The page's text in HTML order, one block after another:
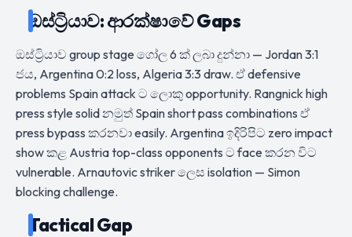
ඔස්ට්‍රියාව: ආරක්ෂාවේ Gaps
ඔස්ට්‍රියාව group stage ගෝල 6 ක් ලබා දුන්නා — Jordan 3:1
ජය, Argentina 0:2 loss, Algeria 3:3 draw. ඒ defensive
problems Spain attack ට ලොකු opportunity. Rangnick high
press style solid නමුත් Spain short pass combinations ඒ
press bypass කරනවා easily. Argentina ඉදිරිපිට zero impact
show කළ Austria top-class opponents ට face කරන විට
vulnerable. Arnautovic striker ලෙස isolation — Simon
blocking challenge.
Tactical Gap